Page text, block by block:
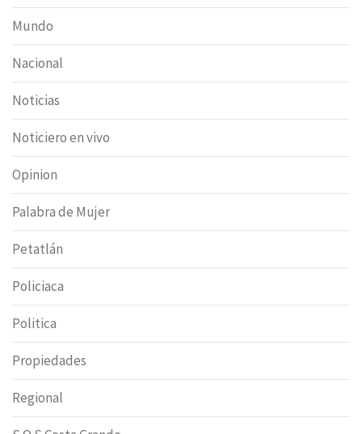
Mundo
Nacional
Noticias
Noticiero en vivo
Opinion
Palabra de Mujer
Petatlán
Policiaca
Politica
Propiedades
Regional